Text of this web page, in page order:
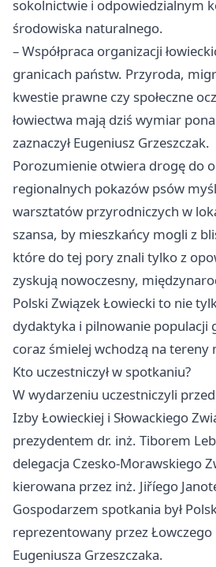
sokolnictwie i odpowiedzialnym
środowiska naturalnego.
– Współpraca organizacji
granicach państw. Przyroda,
kwestie prawne czy społeczne
łowiectwa mają dziś wymiar
zaznaczył Eugeniusz Grzeszczak.
Porozumienie otwiera drogę do
regionalnych pokazów psów
warsztatów przyrodniczych w
szansa, by mieszkańcy mogli z
które do tej pory znali tylko z
zyskują nowoczesny,
Polski Związek Łowiecki to nie
dydaktyka i pilnowanie populacji
coraz śmielej wchodzą na tereny
Kto uczestniczył w spotkaniu?
W wydarzeniu uczestniczyli
Izby Łowieckiej i Słowackiego
prezydentem dr. inż. Tiborem
delegacja Czesko-Morawskiego
kierowana przez inż. Jiříego
Gospodarzem spotkania był
reprezentowany przez
Eugeniusza Grzeszczaka.